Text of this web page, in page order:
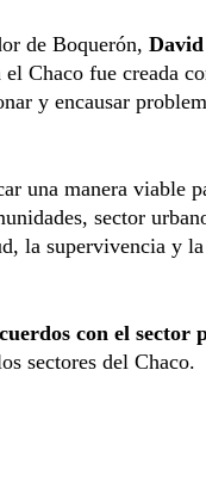
de Boquerón,
Chaco fue creada
y encausar
una manera viable
sector
la supervivencia y
con el sector
sectores del Chaco.